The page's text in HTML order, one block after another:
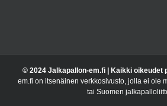
© 2024 Jalkapallon-em.fi | Kaikki oikeudet
em.fi on itsenäinen verkkosivusto, jolla ei ole
tai Suomen